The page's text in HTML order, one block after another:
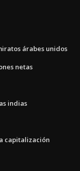
árabes unidos
netas
indias
capitalización